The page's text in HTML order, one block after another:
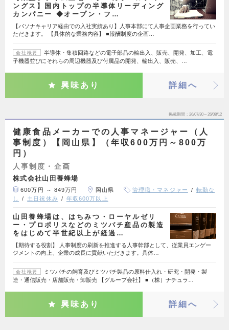
ングス】国内トップの半導体リーディング
カンパニー ◆オープン・フ…
【パソナキャリア経由での入社実績あり】人事本部にて人事企画業務を行ってい
ただきます。 【具体的な業務内容】 ■報酬制度の企画…
会社概要
半導体・集積回路などの電子部品の輸出入、販売、開発、加工、電
子機器並びにそれらの周辺機器及び付属品の開発、輸出入、販売、…
興味あり 詳細へ
掲載期間 26/07/30～26/08/12
健康食品メーカーでの人事マネージャー（人
事制度）【岡山県】（年収600万円～800万
円）
人事制度・企画
株式会社山田養蜂場
600万円 ～ 849万円 岡山県 管理職・マネジャー
転勤な
し
土日祝休み 年収600万以上
山田養蜂場は、はちみつ・ローヤルゼリ
ー・プロポリスなどのミツバチ産品の製造
をはじめて半世紀以上が経過…
【期待する役割】 人事制度の刷新を推進する人事幹部として、従業員エンゲー
ジメントの向上、企業の成長に貢献いただきます。具体…
会社概要
ミツバチの飼育及びミツバチ製品の原料仕入れ・研究・開発・製
造・通信販売・店舗販売・卸販売 【グループ会社】 ■（株）ナチュラ…
興味あり 詳細へ